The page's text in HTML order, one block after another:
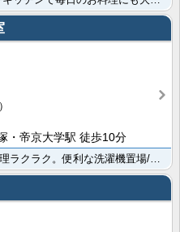
・帝京大学駅 徒歩10分